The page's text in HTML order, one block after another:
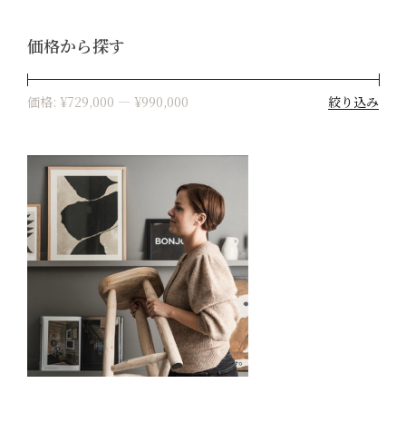
価格から探す
絞り込み
価格: ¥729,000 — ¥990,000